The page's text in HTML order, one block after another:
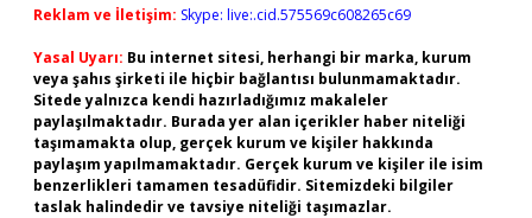
Reklam ve İletişim: Skype: live:.cid.575569c608265c69
Yasal Uyarı: Bu internet sitesi, herhangi bir marka, kurum
veya şahıs şirketi ile hiçbir bağlantısı bulunmamaktadır.
Sitede yalnızca kendi hazırladığımız makaleler
paylaşılmaktadır. Burada yer alan içerikler haber niteliği
taşımamakta olup, gerçek kurum ve kişiler hakkında
paylaşım yapılmamaktadır. Gerçek kurum ve kişiler ile isim
benzerlikleri tamamen tesadüfidir. Sitemizdeki bilgiler
taslak halindedir ve tavsiye niteliği taşımazlar.